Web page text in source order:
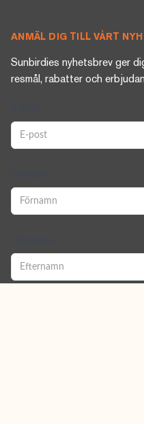
ANMÄL DIG TILL VÅRT
Sunbirdies nyhetsbrev ger
resmål, rabatter och